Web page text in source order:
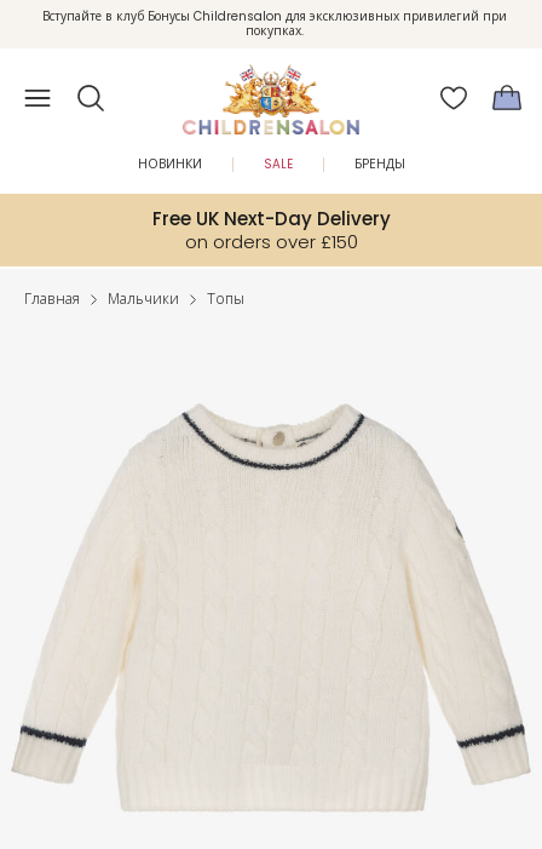
Enjoy 10% off your first order as a little welcome gift. Sign up here.
Вступайте в клуб Бонусы Childrensalon для эксклюзивных привилегий при
покупках.
Free UK Next-Day Delivery
on orders over £150
НОВИНКИ SALE БРЕНДЫ
Главная Мальчики Топы